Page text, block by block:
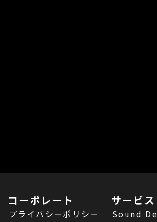
コーポレート
プライバシーポリシー
サービス
Sound